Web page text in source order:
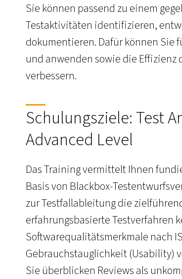
Sie können passend zu einem
Testaktivitäten identifizieren,
dokumentieren. Dafür können Sie
und anwenden sowie die Effizienz
verbessern.
Schulungsziele: Test
Advanced Level
Das Training vermittelt Ihnen
Basis von Blackbox-
zur Testfallableitung die
erfahrungsbasierte Testverfahren
Softwarequalitätsmerkmale nach
Gebrauchstauglichkeit (Usability)
Sie überblicken Reviews als